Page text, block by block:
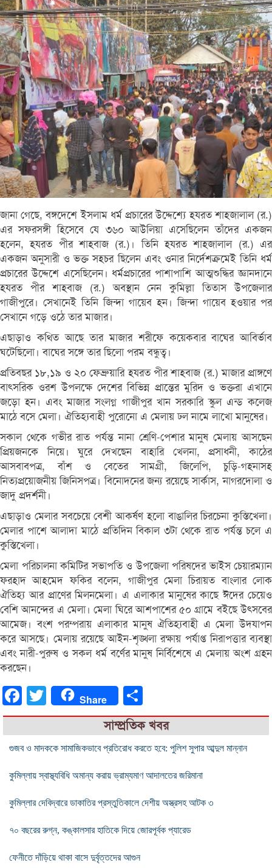
জানা গেছে, বঙ্গদেশে ইসলাম ধর্ম প্রচারের উদ্দেশ্যে হযরত শাহজালাল (র.)
এর সফরসঙ্গী হিসেবে যে ৩৬০ আউলিয়া এসেছিলেন তাঁদের একজন
হলেন, হযরত পীর শাহবাজ (র.)। তিনি হযরত শাহজালাল (র.) এর
একজন অনুসারী ও ভক্ত সহচর ছিলেন এবং ওনার নির্দেশক্রমেই তিনি ধর্ম
প্রচারের উদ্দেশে এসেছিলেন। ধর্মপ্রচারের পাশাপাশি আত্মশুদ্ধির জ্ঞানদানে
হযরত পীর শাহবাজ (র.) অবস্থান নেন কুমিল্লা তিতাস উপজেলার
গাজীপুরে। সেখানেই তিনি জিন্দা গায়েব হন। জিন্দা গায়েব হওয়ার পর
সেখানে গড়ে ওঠে তার মাজার।
এছাড়াও কথিত আছে তার মাজার শরীফে কয়েকবার বাঘের আবির্ভাব
ঘটেছিলো। বাঘের সঙ্গে তার ছিলো পরম বন্ধুত্ব।
প্রতিবছর ১৮,১৯ ও ২০ ফেব্রুয়ারি হযরত পীর শাহবাজ (র.) মাজার প্রাঙ্গণে
বাৎসরিক ওরশ উপলক্ষে দেশের বিভিন্ন প্রান্তের মুরিদ ও ভক্তরা এখানে
জড়ো হন। এবং মাজার সংলগ্ন গাজীপুর খান সরকারি স্কুল এন্ড কলেজ
মাঠে বসে মেলা। ঐতিহ্যবাহী পুরোনো এ মেলায় ঢল নামে লাখো মানুষের।
সকাল থেকে গভীর রাত পর্যন্ত নানা শ্রেণি-পেশার মানুষ মেলায় আসছেন
প্রিয়জনকে নিয়ে। ঘুরে দেখছেন বাহারি খেলনা, প্রসাধনী, কাঠের
আসবাবপত্র, বাঁশ ও বেতের সামগ্রী, জিলেপি, চুড়ি-গহনাসহ
নিত্যপ্রয়োজনীয় জিনিসপত্র। বিনোদনের জন্য রয়েছে সার্কাস, নাগরদোলা ও
জাদু প্রদর্শনী।
এছাড়াও মেলার সবচেয়ে বেশী আকর্ষণ হলো বাঙালির চিরচেনা কুস্তিখেলা।
মেলার পাশে আলাদা মাঠে প্রতিদিন বিকাল ৩টা থেকে রাত পর্যন্ত চলে এ
কুস্তিখেলা।
মেলা পরিচালনা কমিটির সভাপতি ও উপজেলা পরিষদের ভাইস চেয়ারম্যান
ফরহাদ আহমেদ ফকির বলেন, গাজীপুর মেলা চিরায়ত বাংলার লোক
ঐতিহ্য আর প্রাণের মিলনমেলা। এ এলাকার মানুষের কাছে ঈদের চেয়েও
বেশি আনন্দের এ মেলা। মেলা ঘিরে আশপাশের ৫০ গ্রামে বইছে উৎসবের
আমেজ। বংশ পরম্পরায় এলাকার মানুষ ঐতিহ্যবাহী এ মেলা উদযাপন
করে আসছে। মেলায় রয়েছে আইন-শৃঙ্খলা রক্ষায় পর্যাপ্ত নিরাপত্তার ব্যবস্থা
এবং নারী-পুরুষ ও সকল ধর্ম বর্ণের মানুষ নির্বিশেষে এ মেলায় অংশ গ্রহন
করছেন।
FacebookTwitter Share
সাম্প্রতিক খবর
গুজব ও মাদককে সামাজিকভাবে প্রতিরোধ করতে হবে: পুলিশ সুপার আব্দুল মান্নান
কুমিল্লায় স্বাস্থ্যবিধি অমান্য করায় ভ্রাম্যমাণ আদালতের জরিমানা
কুমিল্লার দেবিদ্বারে ডাকাতির প্রস্তুতিকালে দেশীয় অস্ত্রসহ আটক ৩
৭০ বছরের রুগ্ন, কঙ্কালসার হাতিকে দিয়ে জোরপূর্বক প্যারেড
ফেনীতে দাঁড়িয়ে থাকা বাসে দুর্বৃত্তদের আগুন